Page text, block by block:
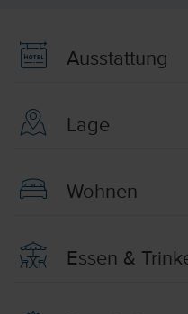
Ausstattung
Lage
Wohnen
Essen &